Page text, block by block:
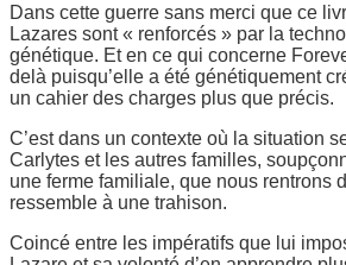
Dans cette guerre sans merci que ce
Lazares sont « renforcés » par la
génétique. Et en ce qui concerne
delà puisqu’elle a été génétiquement
un cahier des charges plus que précis.
C’est dans un contexte où la situation
Carlytes et les autres familles,
une ferme familiale, que nous rentrons
ressemble à une trahison.
Coincé entre les impératifs que lui